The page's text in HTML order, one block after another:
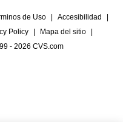
de Uso Accesibilidad
Policy Mapa del sitio
- 2026 CVS.com